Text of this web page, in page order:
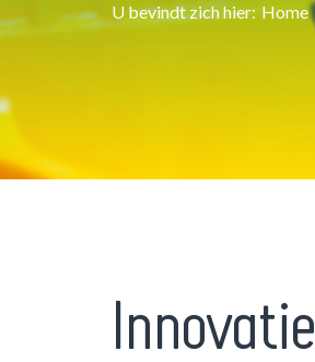
U bevindt zich hier: Home
Innovatie